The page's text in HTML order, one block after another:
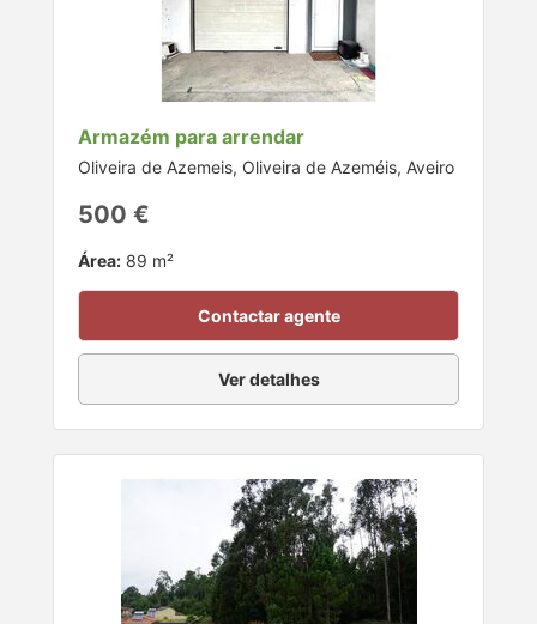
Armazém para arrendar
Oliveira de Azemeis, Oliveira de Azeméis, Aveiro
500 €
Área: 89 m²
Contactar agente
Ver detalhes